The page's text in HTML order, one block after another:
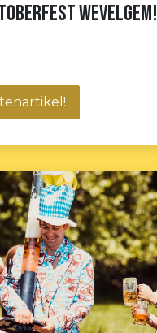
Wevelgem!